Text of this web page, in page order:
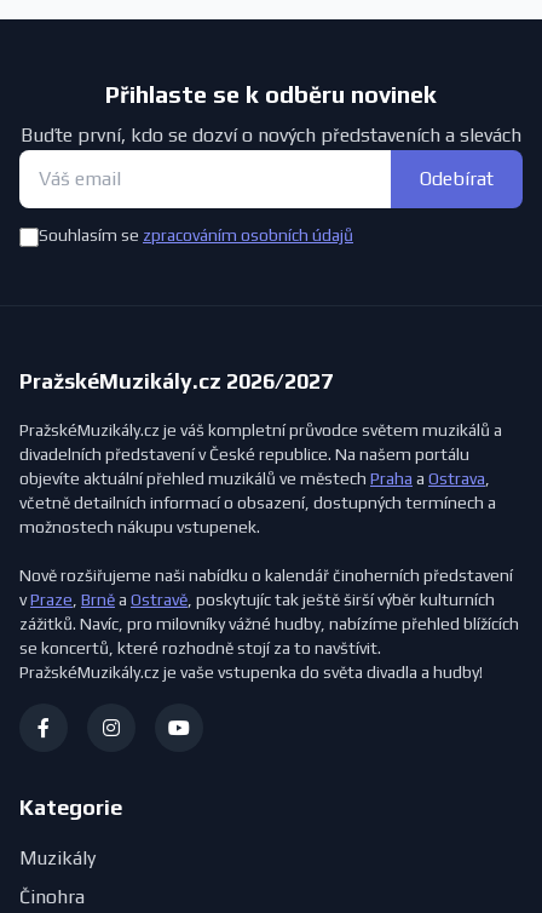
Přihlaste se k odběru novinek
Buďte první, kdo se dozví o nových představeních a slevách
Odebírat
Souhlasím se zpracováním osobních údajů
PražskéMuzikály.cz 2026/2027
PražskéMuzikály.cz je váš kompletní průvodce světem muzikálů a
divadelních představení v České republice. Na našem portálu
objevíte aktuální přehled muzikálů ve městech Praha a Ostrava
včetně detailních informací o obsazení, dostupných termínech a
možnostech nákupu vstupenek.
Nově rozšiřujeme naši nabídku o kalendář činoherních představení
vPraze Brněa Ostravě , poskytujíc tak ještě širší výběr kulturních
zážitků. Navíc, pro milovníky vážné hudby, nabízíme přehled blížících
se koncertů, které rozhodně stojí za to navštívit.
PražskéMuzikály.cz je vaše vstupenka do světa divadla a hudby!
Kategorie
Muzikály
Činohra